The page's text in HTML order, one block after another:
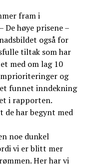
fram i
De høye prisene –
også for
tiltak som har
med om lag 10
og
funnet inndekning
i rapporten.
har begynt med
noe dunkel
vi er blitt mer
Her har vi